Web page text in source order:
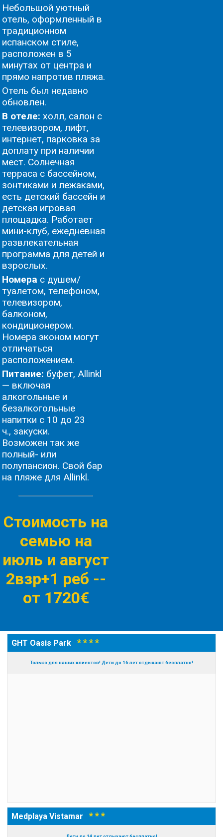
Небольшой уютный
отель, оформленный в
традиционном
испанском стиле,
расположен в 5
минутах от центра и
прямо напротив пляжа.
Oтель был недавно
обновлен.
В отеле: холл, салон с
телевизором, лифт,
интернет, парковка за
доплату при наличии
мест. Солнечная
терраса с бассейном,
зонтиками и лежаками,
есть детский бассейн и
детская игровая
площадка. Работает
мини-клуб, ежедневная
развлекательная
программа для детей и
взрослых.
Номера с душем/
туалетом, телефоном,
телевизором,
балконом,
кондиционером.
Номера эконом могут
отличаться
расположением.
Питание: буфет, Allinkl
— включая
алкогольные и
безалкогольные
напитки с 10 до 23
ч., закуски.
Возможен так же
полный- или
полупансион. Свой бар
на пляже для Allinkl.
Стоимость на
семью на
июль и август
2взр+1 реб --
от 1720€
GHT Oasis Park* * * *
Только для наших клиентов! Дети до 16 лет отдыхают бесплатно!
Medplaya Vistamar* * *